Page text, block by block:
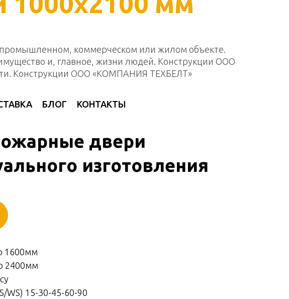
БЛОГ КОНТАКТЫ
коммерческом или жилом объекте.
и, главное, жизни людей. Конструкции ООО
Конструкции ООО «КОМПАНИЯ ТЕХБЕЛТ»
двери
изготовления
1600мм
2400мм
WS) 15-30-45-60-90